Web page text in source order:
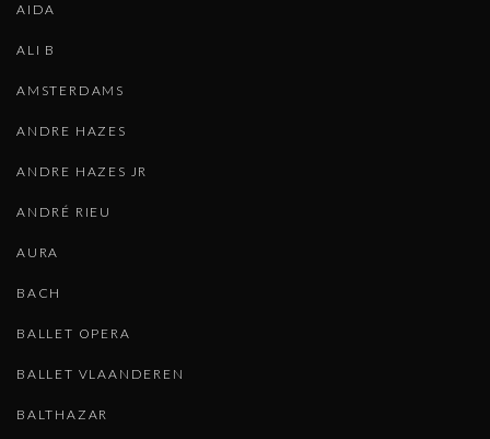
AIDA
ALI B
AMSTERDAMS
ANDRE HAZES
ANDRE HAZES JR
ANDRÉ RIEU
AURA
BACH
BALLET OPERA
BALLET VLAANDEREN
BALTHAZAR